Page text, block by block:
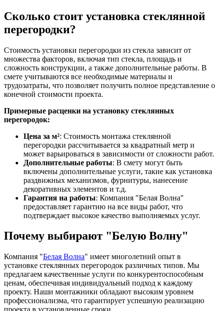
Сколько стоит установка стеклянной
перегородки?
Стоимость установки перегородки из стекла зависит от
множества факторов, включая тип стекла, площадь и
сложность конструкции, а также дополнительные работы. В
смете учитываются все необходимые материалы и
трудозатраты, что позволяет получить полное представление о
конечной стоимости проекта.
Примерные расценки на установку стеклянных
перегородок:
Цена за м²: Стоимость монтажа стеклянной
перегородки рассчитывается за квадратный метр и
может варьироваться в зависимости от сложности работ.
Дополнительные работы: В смету могут быть
включены дополнительные услуги, такие как установка
раздвижных механизмов, фурнитуры, нанесение
декоративных элементов и т.д.
Гарантия на работы: Компания "Белая Волна"
предоставляет гарантию на все виды работ, что
подтверждает высокое качество выполняемых услуг.
Почему выбирают "Белую Волну"
Компания "Белая Волна" имеет многолетний опыт в
установке стеклянных перегородок различных типов. Мы
предлагаем качественные услуги по конкурентоспособным
ценам, обеспечивая индивидуальный подход к каждому
проекту. Наши монтажники обладают высоким уровнем
профессионализма, что гарантирует успешную реализацию